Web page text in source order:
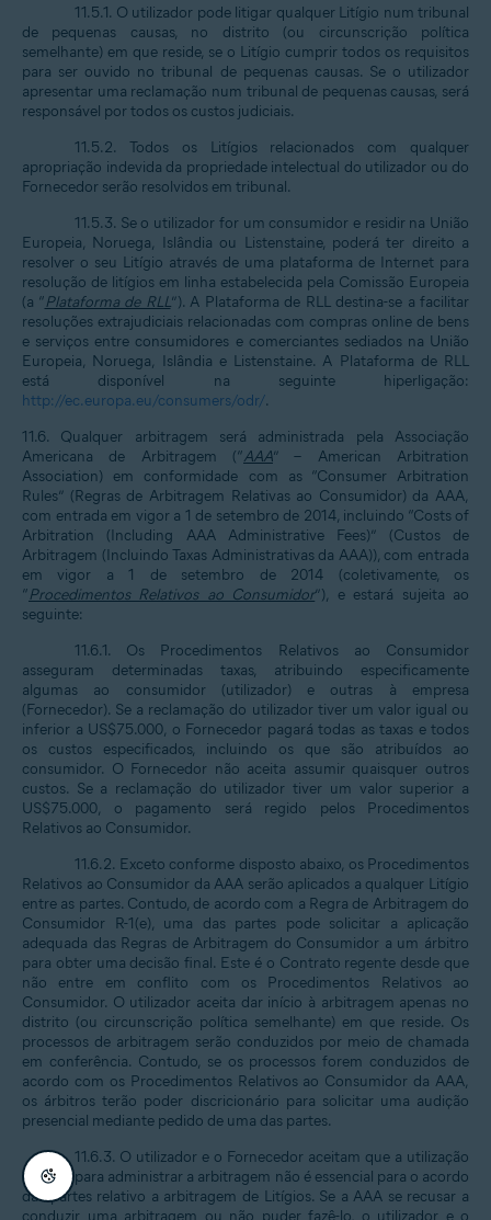
11.5.1. O utilizador pode litigar qualquer Litígio num tribunal
de pequenas causas, no distrito (ou circunscrição política
semelhante) em que reside, se o Litígio cumprir todos os requisitos
para ser ouvido no tribunal de pequenas causas. Se o utilizador
apresentar uma reclamação num tribunal de pequenas causas, será
responsável por todos os custos judiciais.
11.5.2. Todos os Litígios relacionados com qualquer
apropriação indevida da propriedade intelectual do utilizador ou do
Fornecedor serão resolvidos em tribunal.
11.5.3. Se o utilizador for um consumidor e residir na União
Europeia, Noruega, Islândia ou Listenstaine, poderá ter direito a
resolver o seu Litígio através de uma plataforma de Internet para
resolução de litígios em linha estabelecida pela Comissão Europeia
(a “Plataforma de RLL”). A Plataforma de RLL destina-se a facilitar
resoluções extrajudiciais relacionadas com compras online de bens
e serviços entre consumidores e comerciantes sediados na União
Europeia, Noruega, Islândia e Listenstaine. A Plataforma de RLL
está disponível na seguinte hiperligação:
http://ec.europa.eu/consumers/odr/.
11.6. Qualquer arbitragem será administrada pela Associação
Americana de Arbitragem (“AAA” – American Arbitration
Association) em conformidade com as “Consumer Arbitration
Rules” (Regras de Arbitragem Relativas ao Consumidor) da AAA,
com entrada em vigor a 1 de setembro de 2014, incluindo “Costs of
Arbitration (Including AAA Administrative Fees)” (Custos de
Arbitragem (Incluindo Taxas Administrativas da AAA)), com entrada
em vigor a 1 de setembro de 2014 (coletivamente, os
“Procedimentos Relativos ao Consumidor”), e estará sujeita ao
seguinte:
11.6.1. Os Procedimentos Relativos ao Consumidor
asseguram determinadas taxas, atribuindo especificamente
algumas ao consumidor (utilizador) e outras à empresa
(Fornecedor). Se a reclamação do utilizador tiver um valor igual ou
inferior a US$75.000, o Fornecedor pagará todas as taxas e todos
os custos especificados, incluindo os que são atribuídos ao
consumidor. O Fornecedor não aceita assumir quaisquer outros
custos. Se a reclamação do utilizador tiver um valor superior a
US$75.000, o pagamento será regido pelos Procedimentos
Relativos ao Consumidor.
11.6.2. Exceto conforme disposto abaixo, os Procedimentos
Relativos ao Consumidor da AAA serão aplicados a qualquer Litígio
entre as partes. Contudo, de acordo com a Regra de Arbitragem do
Consumidor R-1(e), uma das partes pode solicitar a aplicação
adequada das Regras de Arbitragem do Consumidor a um árbitro
para obter uma decisão final. Este é o Contrato regente desde que
não entre em conflito com os Procedimentos Relativos ao
Consumidor. O utilizador aceita dar início à arbitragem apenas no
distrito (ou circunscrição política semelhante) em que reside. Os
processos de arbitragem serão conduzidos por meio de chamada
em conferência. Contudo, se os processos forem conduzidos de
acordo com os Procedimentos Relativos ao Consumidor da AAA,
os árbitros terão poder discricionário para solicitar uma audição
presencial mediante pedido de uma das partes.
11.6.3. O utilizador e o Fornecedor aceitam que a utilização
da AAA para administrar a arbitragem não é essencial para o acordo
das partes relativo a arbitragem de Litígios. Se a AAA se recusar a
conduzir uma arbitragem ou não puder fazê-lo, o utilizador e o